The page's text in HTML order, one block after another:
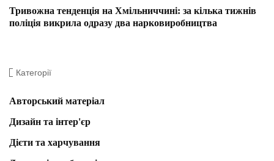
Тривожна тенденція на Хмільниччині: за кілька тижнів
поліція викрила одразу два нарковиробництва
Категорії
Авторський матеріал
Дизайн та інтер'єр
Дієти та харчування